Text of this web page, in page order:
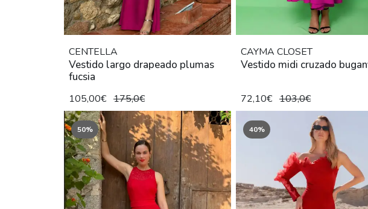
CENTELLA
Vestido largo drapeado plumas
fucsia
105,00€ 175,0€
CAYMA CLOSET
Vestido midi cruzado
72,10€ 103,0€
50% 40%